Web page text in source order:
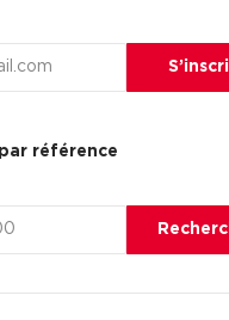
à Lyon
avec terrasse
référence